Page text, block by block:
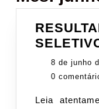
8 de junho
0
Leia atentamente o resultado no arquivo